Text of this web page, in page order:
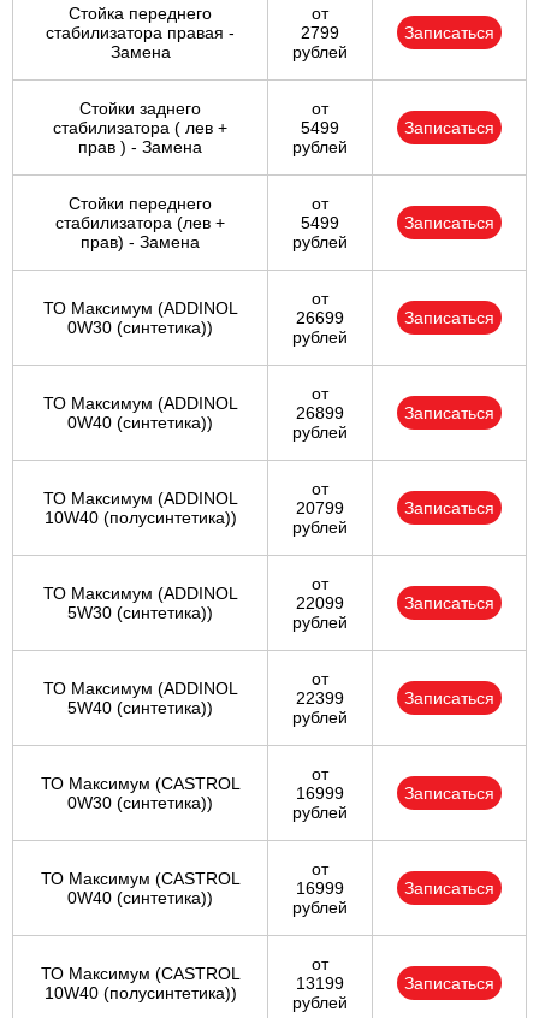
Стойка переднего
стабилизатора правая -
Замена
от
2799
рублей
Записаться
Стойки заднего
стабилизатора ( лев +
прав ) - Замена
от
5499
рублей
Записаться
Стойки переднего
стабилизатора (лев +
прав) - Замена
от
5499
рублей
Записаться
ТО Максимум (ADDINOL
0W30 (синтетика))
от
26699
рублей
Записаться
ТО Максимум (ADDINOL
0W40 (синтетика))
от
26899
рублей
Записаться
ТО Максимум (ADDINOL
10W40 (полусинтетика))
от
20799
рублей
Записаться
ТО Максимум (ADDINOL
5W30 (синтетика))
от
22099
рублей
Записаться
ТО Максимум (ADDINOL
5W40 (синтетика))
от
22399
рублей
Записаться
ТО Максимум (CASTROL
0W30 (синтетика))
от
16999
рублей
Записаться
ТО Максимум (CASTROL
0W40 (синтетика))
от
16999
рублей
Записаться
ТО Максимум (CASTROL
10W40 (полусинтетика))
от
13199
рублей
Записаться